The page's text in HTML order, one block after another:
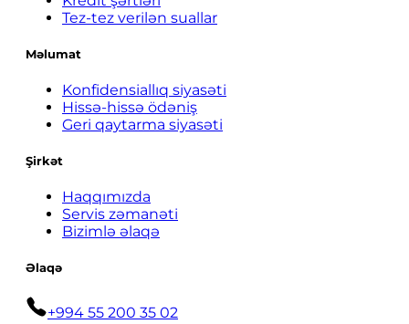
Tez-tez verilən suallar
Məlumat
Konfidensiallıq siyasəti
Hissə-hissə ödəniş
Geri qaytarma siyasəti
Şirkət
Haqqımızda
Servis zəmanəti
Bizimlə əlaqə
Əlaqə
+994 55 200 35 02